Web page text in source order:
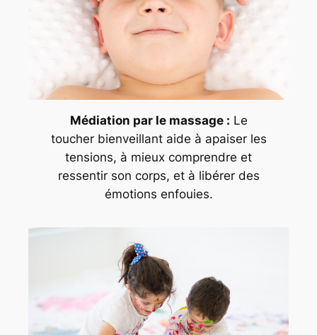
Médiation par le massage : Le
toucher bienveillant aide à apaiser les
tensions, à mieux comprendre et
ressentir son corps, et à libérer des
émotions enfouies.